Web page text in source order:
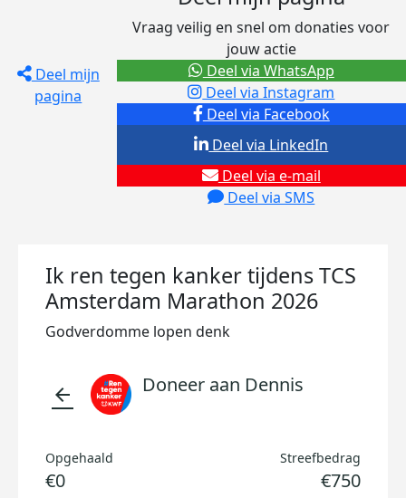
Deel mijn
pagina
Vraag veilig en snel om donaties voor
jouw actie
Deel via Facebook
Deel via Instagram
Deel via e-mail
Deel via SMS
Deel via LinkedIn
Deel via WhatsApp
Ik ren tegen kanker tijdens TCS
Amsterdam Marathon 2026
Godverdomme lopen denk
arrow_back Doneer aan Dennis
Opgehaald
€0
Streefbedrag
€750